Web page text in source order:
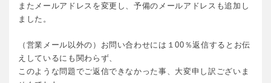
またメールアドレスを変更し、予備のメールアドレスも追加し
ました。
（営業メール以外の）お問い合わせには１00％返信するとお伝
えしているにも関わらず、
このような問題でご返信できなかった事、大変申し訳ございま